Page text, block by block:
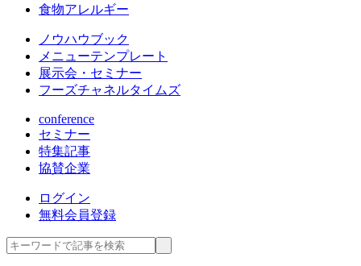
食物アレルギー
ノウハウブック
メニューテンプレート
展示会・セミナー
フーズチャネルタイムズ
conference
セミナー
特集記事
協賛企業
ログイン
無料会員登録